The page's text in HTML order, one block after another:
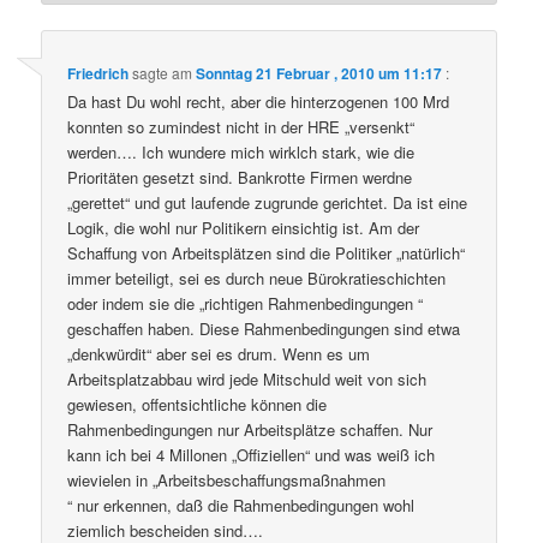
Friedrichsagte amSonntag 21 Februar , 2010 um 11:17 :
Da hast Du wohl recht, aber die hinterzogenen 100 Mrd
konnten so zumindest nicht in der HRE „versenkt“
werden…. Ich wundere mich wirklch stark, wie die
Prioritäten gesetzt sind. Bankrotte Firmen werdne
„gerettet“ und gut laufende zugrunde gerichtet. Da ist eine
Logik, die wohl nur Politikern einsichtig ist. Am der
Schaffung von Arbeitsplätzen sind die Politiker „natürlich“
immer beteiligt, sei es durch neue Bürokratieschichten
oder indem sie die „richtigen Rahmenbedingungen “
geschaffen haben. Diese Rahmenbedingungen sind etwa
„denkwürdit“ aber sei es drum. Wenn es um
Arbeitsplatzabbau wird jede Mitschuld weit von sich
gewiesen, offentsichtliche können die
Rahmenbedingungen nur Arbeitsplätze schaffen. Nur
kann ich bei 4 Millonen „Offiziellen“ und was weiß ich
wievielen in „Arbeitsbeschaffungsmaßnahmen
“ nur erkennen, daß die Rahmenbedingungen wohl
ziemlich bescheiden sind….